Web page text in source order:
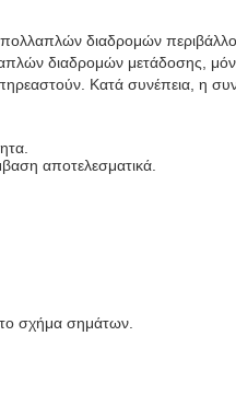
διαδρομών
διαδρομών μετάδοσης,
Κατά συνέπεια, η
αποτελεσματικά.
σχήμα σημάτων.